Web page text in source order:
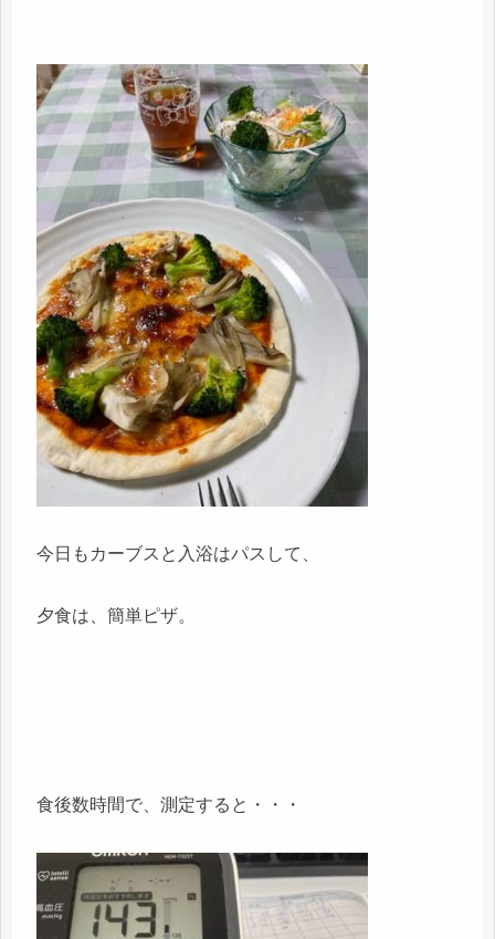
今日もカーブスと入浴はパスして、
夕食は、簡単ピザ。
食後数時間で、測定すると・・・